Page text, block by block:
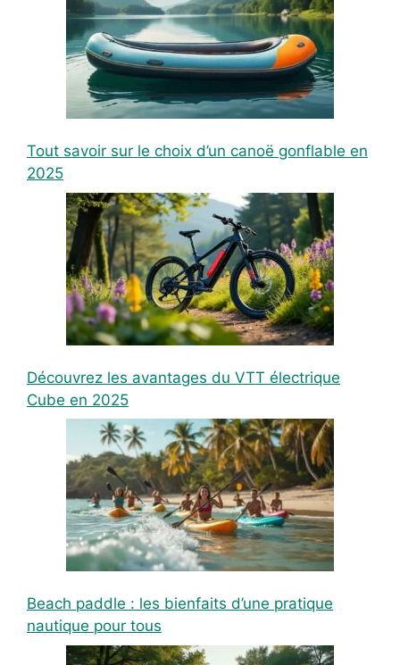
Tout savoir sur le choix d’un canoë gonflable en
2025
Découvrez les avantages du VTT électrique
Cube en 2025
Beach paddle : les bienfaits d’une pratique
nautique pour tous